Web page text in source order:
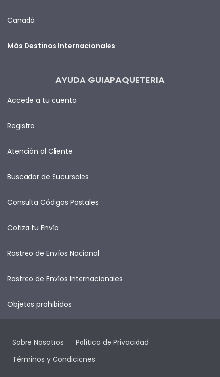
Canadá
Más Destinos Internacionales
AYUDA GUIAPAQUETERIA
Accede a tu cuenta
Registro
Atención al Cliente
Buscador de Sucursales
Consulta Códigos Postales
Cotiza tu Envío
Rastreo de Envíos Nacional
Rastreo de Envíos Internacionales
Objetos prohibidos
Sobre Nosotros
Política de Privacidad
Términos y Condiciones